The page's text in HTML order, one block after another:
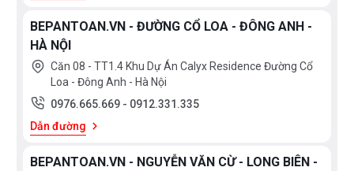
BEPANTOAN.VN - ĐƯỜNG CỔ LOA - ĐÔNG ANH -
HÀ NỘI
Căn 08 - TT1.4 Khu Dự Án Calyx Residence Đường Cổ
Loa - Đông Anh - Hà Nội
0976.665.669 - 0912.331.335
Dẫn đường
BEPANTOAN.VN - NGUYỄN VĂN CỪ - LONG BIÊN -